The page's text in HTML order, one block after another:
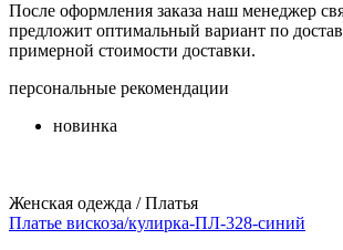
После оформления заказа наш менеджер
предложит оптимальный вариант по
примерной стоимости доставки.
персональные рекомендации
новинка
Женская одежда / Платья
Платье вискоза/кулирка-ПЛ-328-синий